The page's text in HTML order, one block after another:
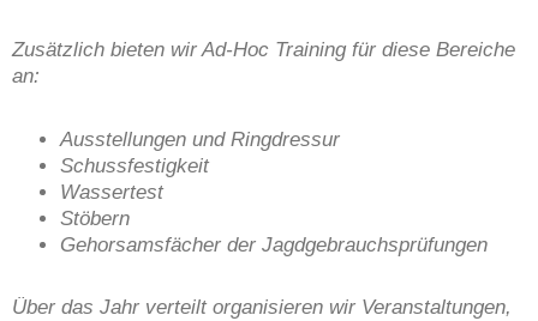
Zusätzlich bieten wir Ad-Hoc Training für diese Bereiche
an:
Ausstellungen und Ringdressur
Schussfestigkeit
Wassertest
Stöbern
Gehorsamsfächer der Jagdgebrauchsprüfungen
Über das Jahr verteilt organisieren wir Veranstaltungen,